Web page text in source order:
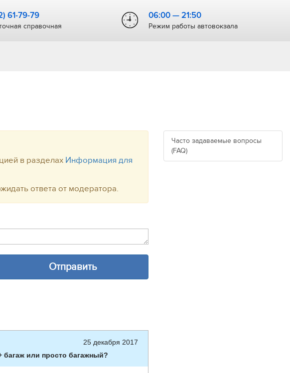
61-79-79
справочная
06:00 — 21:50
Режим работы автовокзала
в разделах Информация для
ответа от модератора.
25 декабря 2017
багаж или просто багажный?
Часто задаваемые вопросы
(FAQ)